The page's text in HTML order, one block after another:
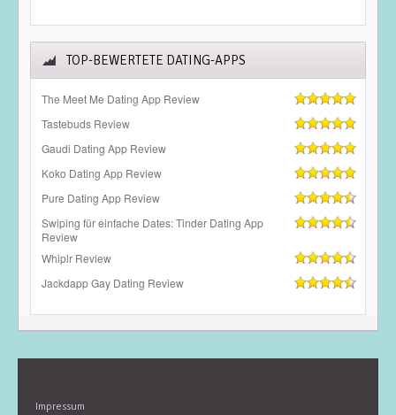
TOP-BEWERTETE DATING-APPS
The Meet Me Dating App Review
Tastebuds Review
Gaudi Dating App Review
Koko Dating App Review
Pure Dating App Review
Swiping für einfache Dates: Tinder Dating App
Review
Whiplr Review
Jackdapp Gay Dating Review
Impressum